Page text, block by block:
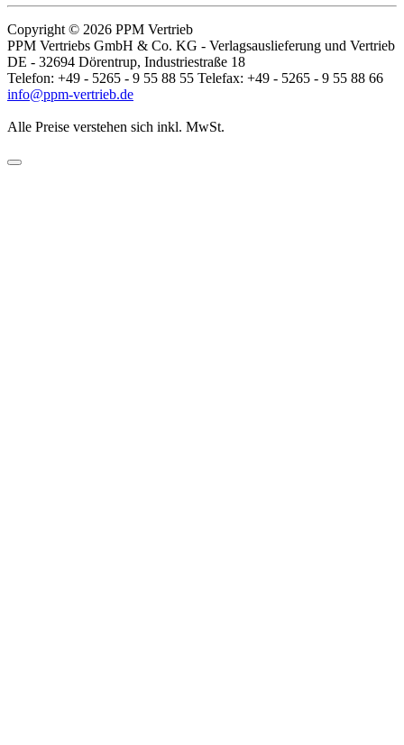
Copyright © 2026 PPM Vertrieb
PPM Vertriebs GmbH & Co. KG - Verlagsauslieferung und Vertrieb
DE - 32694 Dörentrup, Industriestraße 18
Telefon: +49 - 5265 - 9 55 88 55 Telefax: +49 - 5265 - 9 55 88 66
info@ppm-vertrieb.de
Alle Preise verstehen sich inkl. MwSt.